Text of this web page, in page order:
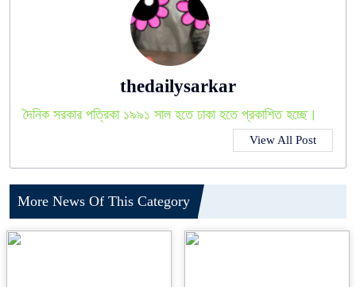
thedailysarkar
দৈনিক সরকার পত্রিকা ১৯৯১ সাল হতে ঢাকা হতে প্রকাশিত হচ্ছে।
View All Post
More News Of This Category